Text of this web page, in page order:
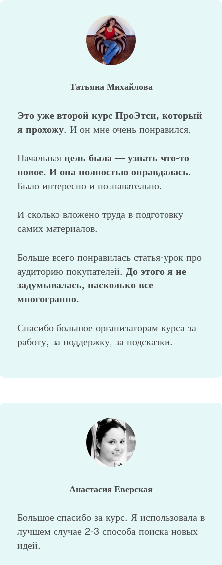
Татьяна Михайлова
Это уже второй курс ПроЭтси, который
я прохожу. И он мне очень понравился.
Начальная цель была — узнать что-то
новое. И она полностью оправдалась.
Было интересно и познавательно.
И сколько вложено труда в подготовку
самих материалов.
Больше всего понравилась статья-урок про
аудиторию покупателей. До этого я не
задумывалась, насколько все
многогранно.
Спасибо большое организаторам курса за
работу, за поддержку, за подсказки.
Анастасия Еверская
Большое спасибо за курс. Я использовала в
лучшем случае 2-3 способа поиска новых
идей.